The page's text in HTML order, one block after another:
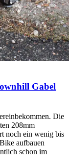
Gabel
Die
208mm
noch ein wenig bis
aufbauen
schon im